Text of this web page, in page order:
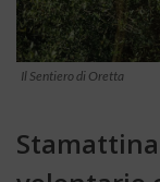
Il Sentiero di Oretta